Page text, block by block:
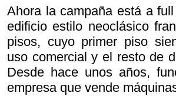
Ahora la campaña está a
edificio estilo neoclásico
pisos, cuyo primer piso
uso comercial y el resto de
Desde hace unos años,
empresa que vende